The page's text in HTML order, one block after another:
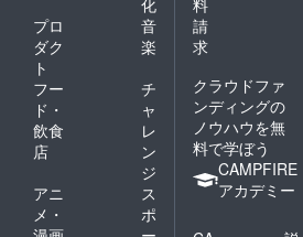
化
プロ
ダク
ト
音
楽
フー
ド・
飲食
店
チ
ャ
レ
ン
ジ
アニ
メ・
ス
ポ
料
請
求
クラウドファ
ンディングの
ノウハウを無
料で学ぼう
CAMPFIRE
アカデミー